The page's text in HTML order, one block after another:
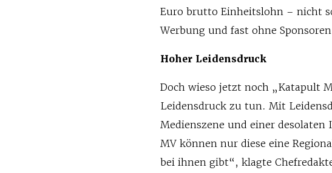
Euro brutto Einheitslohn – nicht
Werbung und fast ohne
Hoher Leidensdruck
Doch wieso jetzt noch „Katapult
Leidensdruck zu tun. Mit
Medienszene und einer
MV können nur diese eine
bei ihnen gibt“, klagte